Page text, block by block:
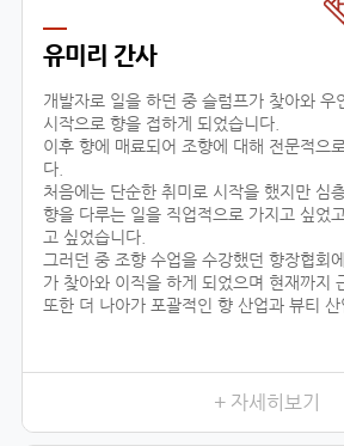
유미리 간사
개발자로 일을 하던 중 슬럼프가 찾아와 우
시작으로 향을 접하게 되었습니다.
이후 향에 매료되어 조향에 대해 전문적으
다.
처음에는 단순한 취미로 시작을 했지만 심
향을 다루는 일을 직업적으로 가지고 싶었
고 싶었습니다.
그러던 중 조향 수업을 수강했던 향장협회
가 찾아와 이직을 하게 되었으며 현재까지
또한 더 나아가 포괄적인 향 산업과 뷰티
시작한다며 우려했지만
+ 자세히보기